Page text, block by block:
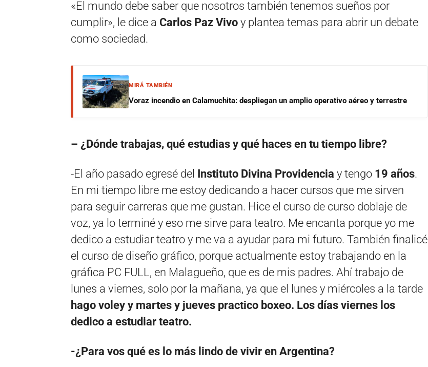
«El mundo debe saber que nosotros también tenemos sueños por
cumplir», le dice a Carlos Paz Vivo y plantea temas para abrir un debate
como sociedad.
MIRÁ TAMBIÉN
Voraz incendio en Calamuchita: despliegan un amplio operativo aéreo y terrestre
– ¿Dónde trabajas, qué estudias y qué haces en tu tiempo libre?
-El año pasado egresé del Instituto Divina Providencia y tengo 19 años.
En mi tiempo libre me estoy dedicando a hacer cursos que me sirven
para seguir carreras que me gustan. Hice el curso de curso doblaje de
voz, ya lo terminé y eso me sirve para teatro. Me encanta porque yo me
dedico a estudiar teatro y me va a ayudar para mi futuro. También finalicé
el curso de diseño gráfico, porque actualmente estoy trabajando en la
gráfica PC FULL, en Malagueño, que es de mis padres. Ahí trabajo de
lunes a viernes, solo por la mañana, ya que el lunes y miércoles a la tarde
hago voley y martes y jueves practico boxeo. Los días viernes los
dedico a estudiar teatro.
-¿Para vos qué es lo más lindo de vivir en Argentina?